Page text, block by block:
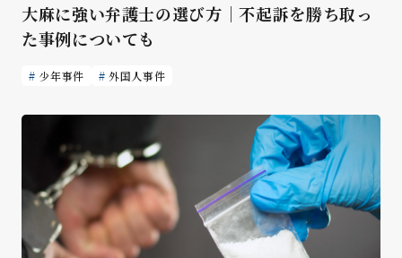
大麻に強い弁護士の選び方｜不起訴を勝ち取っ
た事例についても
少年事件 外国人事件